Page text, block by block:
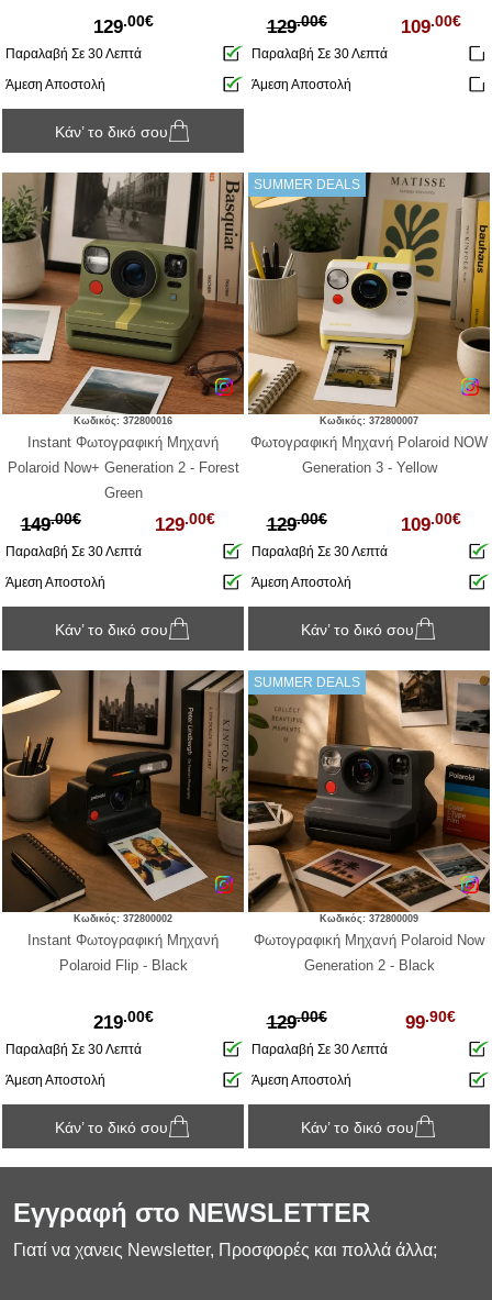
129.00€
Παραλαβή Σε 30 Λεπτά
Άμεση Αποστολή
Κάν’ το δικό σου
129.00€ 109.00€
Παραλαβή Σε 30 Λεπτά
Άμεση Αποστολή
Κωδικός: 372800016
Instant Φωτογραφική Μηχανή
Polaroid Now+ Generation 2 - Forest
Green
149.00€ 129.00€
Παραλαβή Σε 30 Λεπτά
Άμεση Αποστολή
Κάν’ το δικό σου
SUMMER DEALS
Κωδικός: 372800007
Φωτογραφική Μηχανή Polaroid NOW
Generation 3 - Yellow
129.00€ 109.00€
Παραλαβή Σε 30 Λεπτά
Άμεση Αποστολή
Κάν’ το δικό σου
Κωδικός: 372800002
Instant Φωτογραφική Μηχανή
Polaroid Flip - Black
219.00€
Παραλαβή Σε 30 Λεπτά
Άμεση Αποστολή
Κάν’ το δικό σου
SUMMER DEALS
Κωδικός: 372800009
Φωτογραφική Μηχανή Polaroid Now
Generation 2 - Black
129.00€ 99.90€
Παραλαβή Σε 30 Λεπτά
Άμεση Αποστολή
Κάν’ το δικό σου
Εγγραφή στο NEWSLETTER
Γιατί να χανεις Newsletter, Προσφορές και πολλά άλλα;